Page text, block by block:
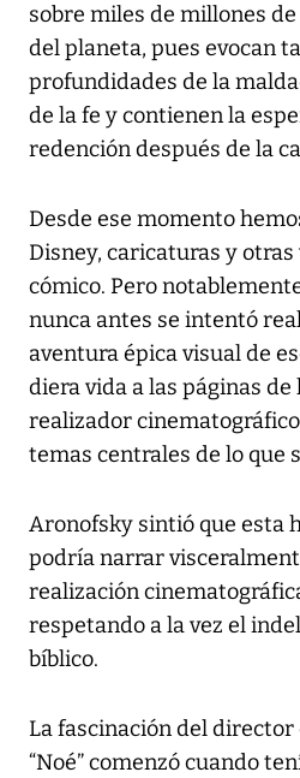
sobre miles de millones
del planeta, pues evocan
profundidades de la
de la fe y contienen la
redención después de la
Desde ese momento
Disney, caricaturas y
cómico. Pero
nunca antes se intentó
aventura épica visual de
diera vida a las páginas
realizador
temas centrales de lo que
Aronofsky sintió que esta
podría narrar
realización
respetando a la vez el
bíblico.
La fascinación del director
“Noé” comenzó cuando